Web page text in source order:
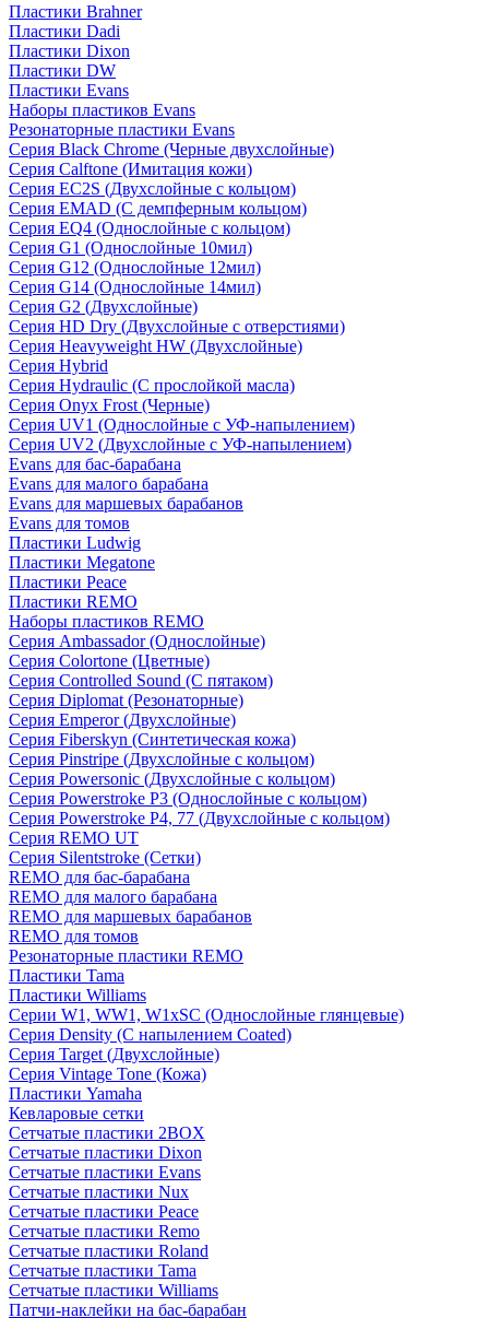
Пластики Brahner
Пластики Dadi
Пластики Dixon
Пластики DW
Пластики Evans
Наборы пластиков Evans
Резонаторные пластики Evans
Серия Black Chrome (Черные двухслойные)
Серия Calftone (Имитация кожи)
Серия EC2S (Двухслойные с кольцом)
Серия EMAD (С демпферным кольцом)
Серия EQ4 (Однослойные с кольцом)
Серия G1 (Однослойные 10мил)
Серия G12 (Однослойные 12мил)
Серия G14 (Однослойные 14мил)
Серия G2 (Двухслойные)
Серия HD Dry (Двухслойные с отверстиями)
Серия Heavyweight HW (Двухслойные)
Серия Hybrid
Серия Hydraulic (С прослойкой масла)
Серия Onyx Frost (Черные)
Серия UV1 (Однослойные с УФ-напылением)
Серия UV2 (Двухслойные с УФ-напылением)
Evans для бас-барабана
Evans для малого барабана
Evans для маршевых барабанов
Evans для томов
Пластики Ludwig
Пластики Megatone
Пластики Peace
Пластики REMO
Наборы пластиков REMO
Серия Ambassador (Однослойные)
Серия Colortone (Цветные)
Серия Controlled Sound (С пятаком)
Серия Diplomat (Резонаторные)
Серия Emperor (Двухслойные)
Серия Fiberskyn (Синтетическая кожа)
Серия Pinstripe (Двухслойные с кольцом)
Серия Powersonic (Двухслойные с кольцом)
Серия Powerstroke P3 (Однослойные с кольцом)
Серия Powerstroke P4, 77 (Двухслойные с кольцом)
Серия REMO UT
Серия Silentstroke (Сетки)
REMO для бас-барабана
REMO для малого барабана
REMO для маршевых барабанов
REMO для томов
Резонаторные пластики REMO
Пластики Tama
Пластики Williams
Серии W1, WW1, W1xSC (Однослойные глянцевые)
Серия Density (C напылением Coated)
Серия Target (Двухслойные)
Серия Vintage Tone (Кожа)
Пластики Yamaha
Кевларовые сетки
Сетчатые пластики 2BOX
Сетчатые пластики Dixon
Сетчатые пластики Evans
Сетчатые пластики Nux
Сетчатые пластики Peace
Сетчатые пластики Remo
Сетчатые пластики Roland
Сетчатые пластики Tama
Сетчатые пластики Williams
Патчи-наклейки на бас-барабан